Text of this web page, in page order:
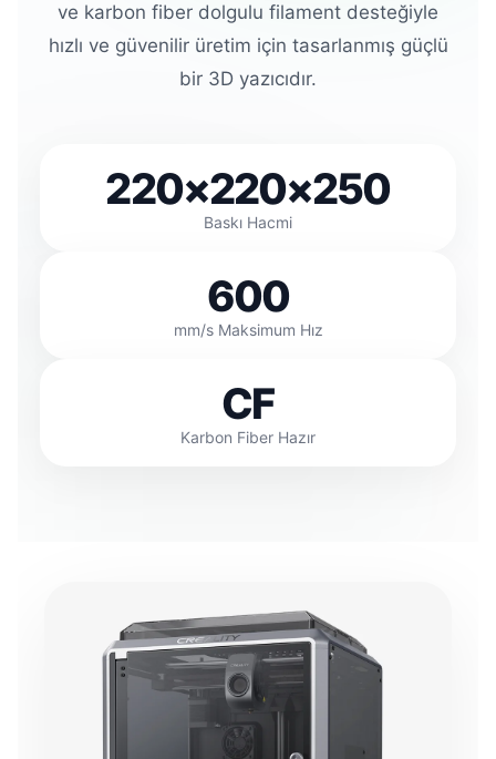
ve karbon fiber dolgulu filament desteğiyle
hızlı ve güvenilir üretim için tasarlanmış güçlü
bir 3D yazıcıdır.
220×220×250
Baskı Hacmi
600
mm/s Maksimum Hız
CF
Karbon Fiber Hazır